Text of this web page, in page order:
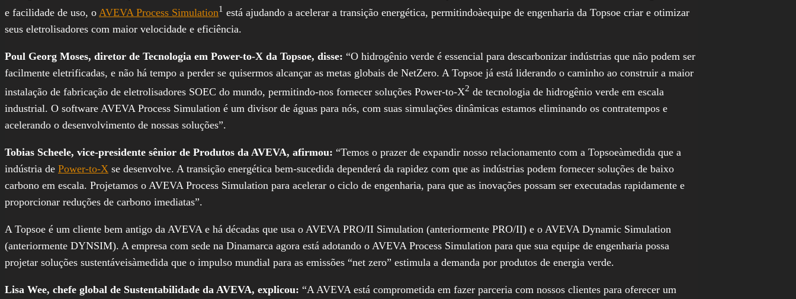
e facilidade de uso, o AVEVA Process Simulation1 está ajudando a acelerar a transição energética, permitindoàequipe de engenharia da Topsoe criar e otimizar
seus eletrolisadores com maior velocidade e eficiência.
Poul Georg Moses, diretor de Tecnologia em Power-to-X da Topsoe, disse: “O hidrogênio verde é essencial para descarbonizar indústrias que não podem ser
facilmente eletrificadas, e não há tempo a perder se quisermos alcançar as metas globais de NetZero. A Topsoe já está liderando o caminho ao construir a maior
instalação de fabricação de eletrolisadores SOEC do mundo, permitindo-nos fornecer soluções Power-to-X2 de tecnologia de hidrogênio verde em escala
industrial. O software AVEVA Process Simulation é um divisor de águas para nós, com suas simulações dinâmicas estamos eliminando os contratempos e
acelerando o desenvolvimento de nossas soluções”.
Tobias Scheele, vice-presidente sênior de Produtos da AVEVA, afirmou: “Temos o prazer de expandir nosso relacionamento com a Topsoeàmedida que a
indústria de Power-to-X se desenvolve. A transição energética bem-sucedida dependerá da rapidez com que as indústrias podem fornecer soluções de baixo
carbono em escala. Projetamos o AVEVA Process Simulation para acelerar o ciclo de engenharia, para que as inovações possam ser executadas rapidamente e
proporcionar reduções de carbono imediatas”.
A Topsoe é um cliente bem antigo da AVEVA e há décadas que usa o AVEVA PRO/II Simulation (anteriormente PRO/II) e o AVEVA Dynamic Simulation
(anteriormente DYNSIM). A empresa com sede na Dinamarca agora está adotando o AVEVA Process Simulation para que sua equipe de engenharia possa
projetar soluções sustentáveisàmedida que o impulso mundial para as emissões “net zero” estimula a demanda por produtos de energia verde.
Lisa Wee, chefe global de Sustentabilidade da AVEVA, explicou: “A AVEVA está comprometida em fazer parceria com nossos clientes para oferecer um